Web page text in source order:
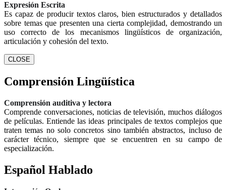
Expresión Escrita
Es capaz de producir textos claros, bien estructurados y detallados
sobre temas que presenten una cierta complejidad, demostrando un
uso correcto de los mecanismos lingüísticos de organización,
articulación y cohesión del texto.
CLOSE
Comprensión Lingüística
Comprensión auditiva y lectora
Comprende conversaciones, noticias de televisión, muchos diálogos
de películas. Entiende las ideas principales de textos complejos que
traten temas no solo concretos sino también abstractos, incluso de
carácter técnico, siempre que se encuentren en su campo de
especialización.
Español Hablado